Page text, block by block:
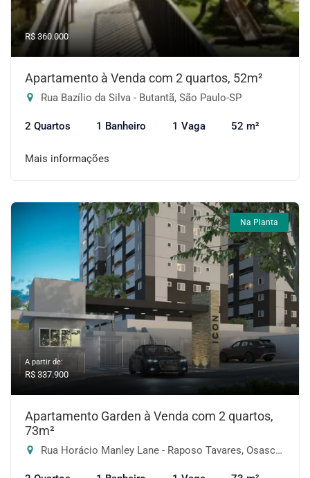
R$ 360.000
Apartamento à Venda com 2 quartos, 52m²
Rua Bazílio da Silva - Butantã, São Paulo-SP
2 Quartos 1 Banheiro 1 Vaga 52 m²
Mais informações
Na Planta
A partir de:
R$ 337.900
Apartamento Garden à Venda com 2 quartos,
73m²
Rua Horácio Manley Lane - Raposo Tavares, Osasco-SP